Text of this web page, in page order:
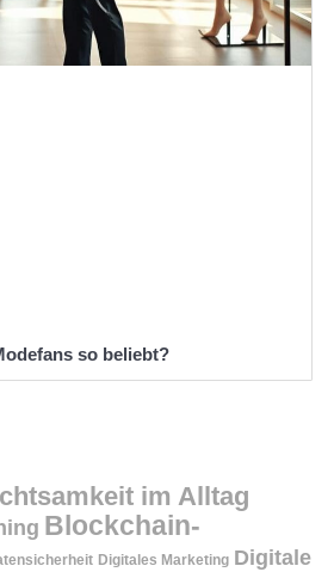
so beliebt?
im Alltag
Blockchain-
Digitales Marketing Digitale